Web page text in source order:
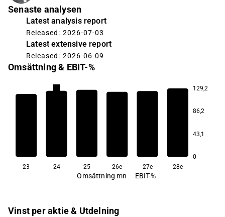
Senaste analysen
Latest analysis report
Released: 2026-07-03
Latest extensive report
Released: 2026-06-09
Omsättning & EBIT-%
129,2
86,2
43,1
0
5,0
23 24 25 26e 27e 28e
Omsättning mn EBIT-%
Vinst per aktie & Utdelning